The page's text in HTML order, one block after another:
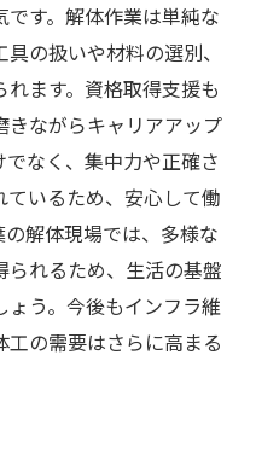
す。解体作業は単純な
の扱いや材料の選別、
ます。資格取得支援も
ながらキャリアアップ
なく、集中力や正確さ
いるため、安心して働
解体現場では、多様な
れるため、生活の基盤
う。今後もインフラ維
の需要はさらに高まる